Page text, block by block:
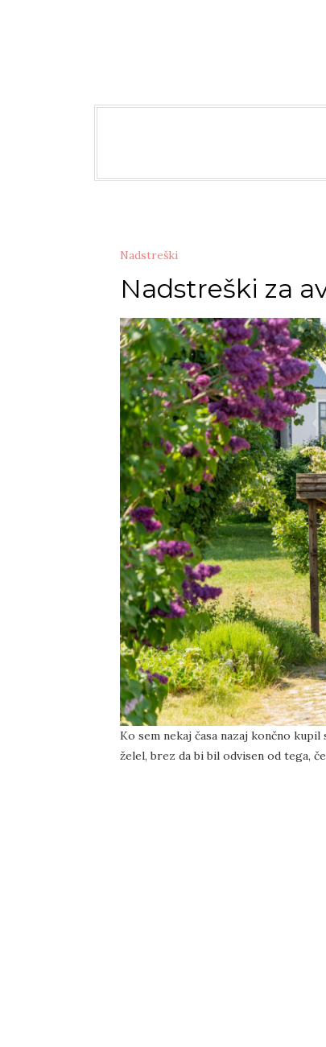
Nadstreški
Nadstreški za
Ko sem nekaj časa nazaj končno
želel, brez da bi bil odvisen od tega,